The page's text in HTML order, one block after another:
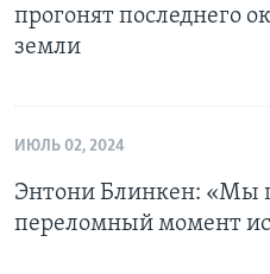
прогонят последнего
земли
ИЮЛЬ 02, 2024
Энтони Блинкен: «Мы
переломный момент